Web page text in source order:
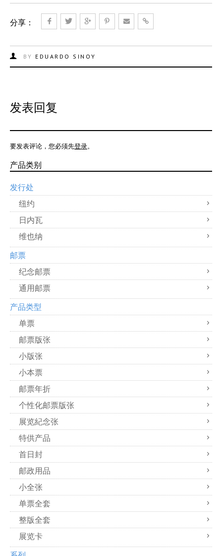
分享：
BY EDUARDO SINOY
发表回复
要发表评论，您必须先登录。
产品类别
发行处
纽约
日内瓦
维也纳
邮票
纪念邮票
通用邮票
产品类型
单票
邮票版张
小版张
小本票
邮票年折
个性化邮票版张
展览紀念张
特供产品
首日封
邮政用品
小全张
单票全套
整版全套
展览卡